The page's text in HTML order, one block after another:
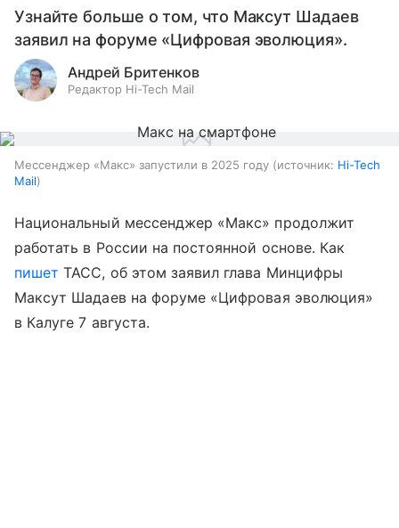
Узнайте больше о том, что Максут Шадаев
заявил на форуме «Цифровая эволюция».
Андрей Бритенков
Редактор Hi-Tech Mail
Мессенджер «Макс» запустили в 2025 году источник: Hi-Tech
Mail
Национальный мессенджер «Макс» продолжит
работать в России на постоянной основе. Как
пишет ТАСС, об этом заявил глава Минцифры
Максут Шадаев на форуме «Цифровая эволюция»
в Калуге 7 августа.